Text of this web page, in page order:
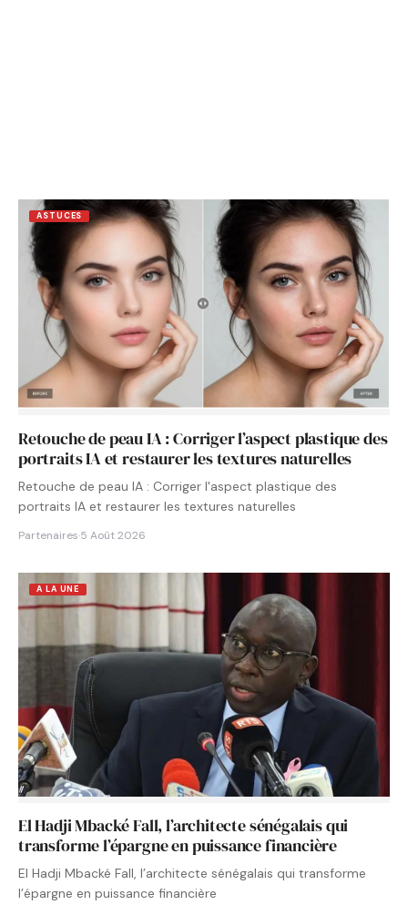
ASTUCES
Retouche de peau IA : Corriger l’aspect plastique des
portraits IA et restaurer les textures naturelles
Retouche de peau IA : Corriger l'aspect plastique des
portraits IA et restaurer les textures naturelles
Partenaires·5 Août 2026
A LA UNE
El Hadji Mbacké Fall, l’architecte sénégalais qui
transforme l’épargne en puissance financière
El Hadji Mbacké Fall, l’architecte sénégalais qui transforme
l’épargne en puissance financière